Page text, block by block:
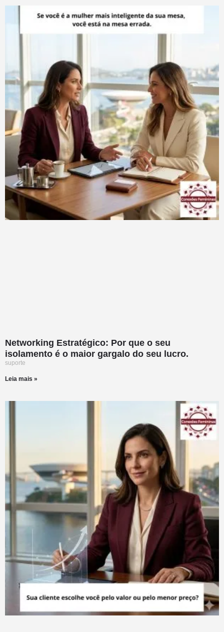
Networking Estratégico: Por que o seu
isolamento é o maior gargalo do seu lucro.
suporte
Leia mais »